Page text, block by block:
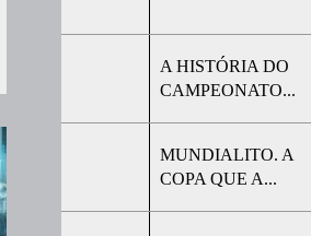
A HISTÓRIA DO
CAMPEONATO...
MUNDIALITO. A
COPA QUE A...